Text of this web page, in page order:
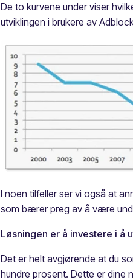
De to kurvene under viser
utviklingen i brukere av
I noen tilfeller ser vi også at
som bærer preg av å være
Løsningen er å investere i å
Det er helt avgjørende at du
hundre prosent. Dette er dine